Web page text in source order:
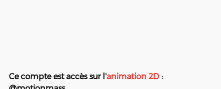
Ce compte est accès sur l'animation 2D :